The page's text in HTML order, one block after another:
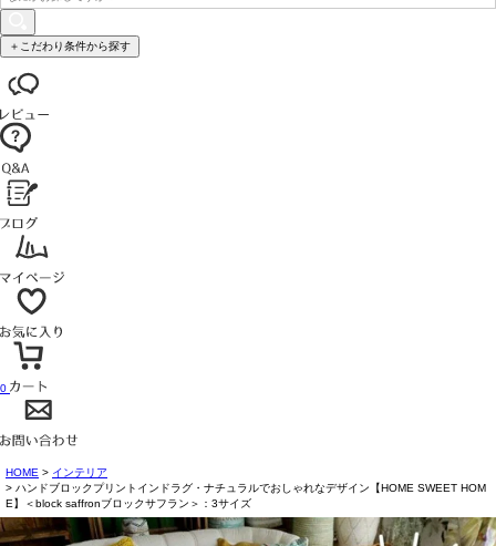
＋こだわり条件から探す
0
HOME
インテリア
ハンドブロックプリントインドラグ・ナチュラルでおしゃれなデザイン【HOME SWEET HOM
E】＜block saffronブロックサフラン＞：3サイズ